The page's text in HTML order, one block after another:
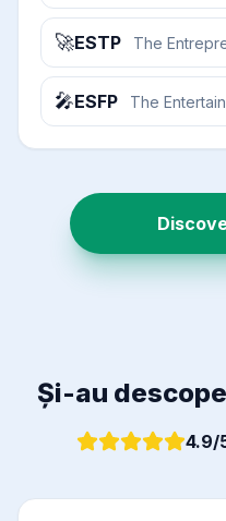
🚀ESTP The
🎤ESFP The
Și-au
4.9/